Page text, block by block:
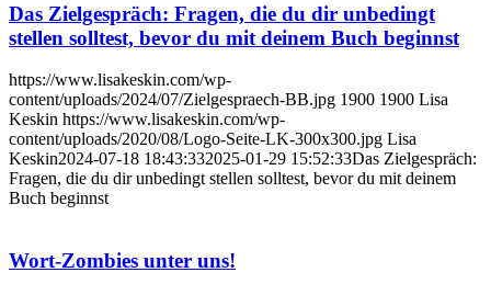
Das Zielgespräch: Fragen, die du dir unbedingt
stellen solltest, bevor du mit deinem Buch beginnst
https://www.lisakeskin.com/wp-
content/uploads/2024/07/Zielgespraech-BB.jpg 1900 1900 Lisa
Keskin https://www.lisakeskin.com/wp-
content/uploads/2020/08/Logo-Seite-LK-300x300.jpg Lisa
Keskin2024-07-18 18:43:332025-01-29 15:52:33Das Zielgespräch:
Fragen, die du dir unbedingt stellen solltest, bevor du mit deinem
Buch beginnst
Wort-Zombies unter uns!